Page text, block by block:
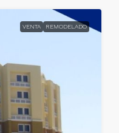
VENTA REMODELADO